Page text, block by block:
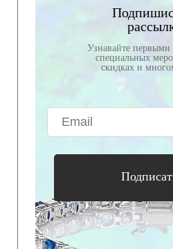
Узнавайте первыми
специальных
скидках и